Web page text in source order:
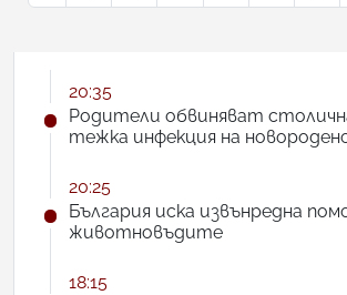
20:35
Родители обвиняват
тежка инфекция на
20:25
България иска извънредна
животновъдите
18:15